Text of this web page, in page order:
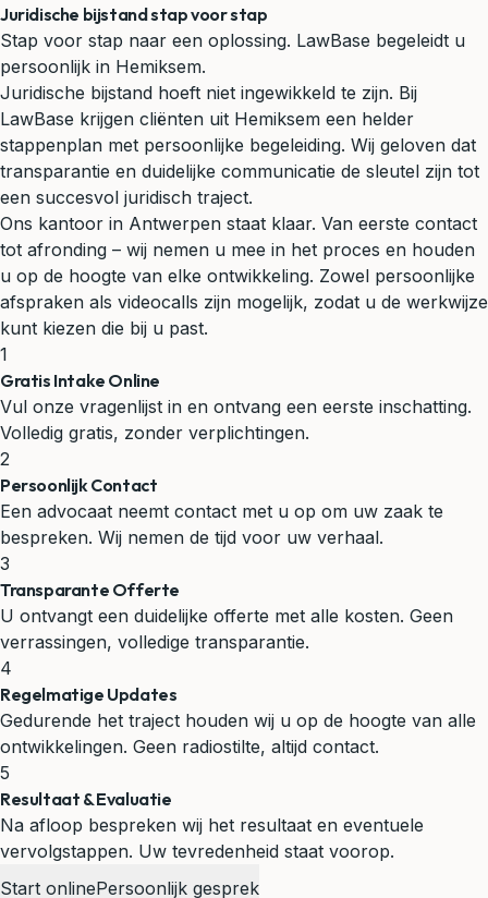
Juridische bijstand stap voor stap
Stap voor stap naar een oplossing. LawBase begeleidt u
persoonlijk in Hemiksem.
Juridische bijstand hoeft niet ingewikkeld te zijn. Bij
LawBase krijgen cliënten uit Hemiksem een helder
stappenplan met persoonlijke begeleiding. Wij geloven dat
transparantie en duidelijke communicatie de sleutel zijn tot
een succesvol juridisch traject.
Ons kantoor in Antwerpen staat klaar. Van eerste contact
tot afronding – wij nemen u mee in het proces en houden
u op de hoogte van elke ontwikkeling. Zowel persoonlijke
afspraken als videocalls zijn mogelijk, zodat u de werkwijze
kunt kiezen die bij u past.
1
Gratis Intake Online
Vul onze vragenlijst in en ontvang een eerste inschatting.
Volledig gratis, zonder verplichtingen.
2
Persoonlijk Contact
Een advocaat neemt contact met u op om uw zaak te
bespreken. Wij nemen de tijd voor uw verhaal.
3
Transparante Offerte
U ontvangt een duidelijke offerte met alle kosten. Geen
verrassingen, volledige transparantie.
4
Regelmatige Updates
Gedurende het traject houden wij u op de hoogte van alle
ontwikkelingen. Geen radiostilte, altijd contact.
5
Resultaat & Evaluatie
Na afloop bespreken wij het resultaat en eventuele
vervolgstappen. Uw tevredenheid staat voorop.
Start onlinePersoonlijk gesprek